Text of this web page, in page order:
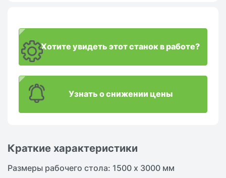
Краткие характеристики
Размеры рабочего стола: 1500 х 3000 мм
Хотите увидеть этот станок в работе?
Узнать о снижении цены